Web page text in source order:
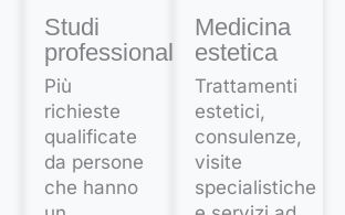
Studi
professionali
Più
richieste
qualificate
da persone
che hanno
Medicina
estetica
Trattamenti
estetici,
consulenze,
visite
specialistiche